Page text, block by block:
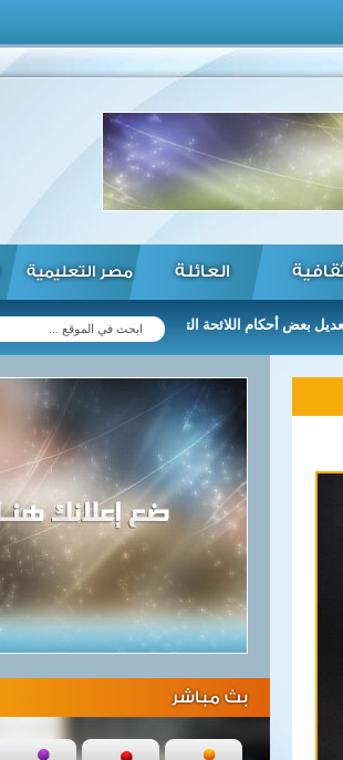
العائلة مصر التعليمية
اللائحة التنفيذية لقانون الاستثمار ...
بث مباشر